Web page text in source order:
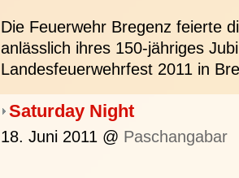
Die Feuerwehr Bregenz feierte
anlässlich ihres 150-jähriges
Landesfeuerwehrfest 2011 in
Saturday Night
18. Juni 2011 @ Paschangabar